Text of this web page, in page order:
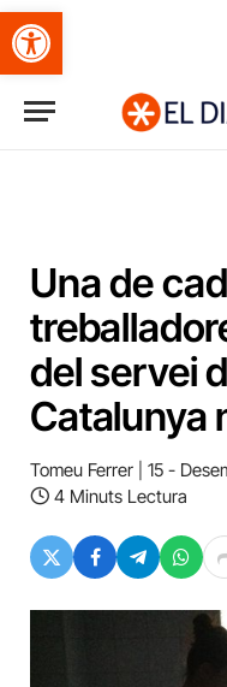
Obre la barra d'eines
Una de
del servei
Catalunya
Tomeu Ferrer
15 -
4 Minuts Lectura